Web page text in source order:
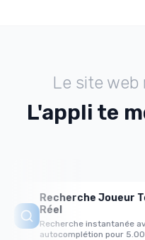
Le site web
L'appli te
Recherche Joueur
Réel
Recherche instantanée
autocomplétion pour